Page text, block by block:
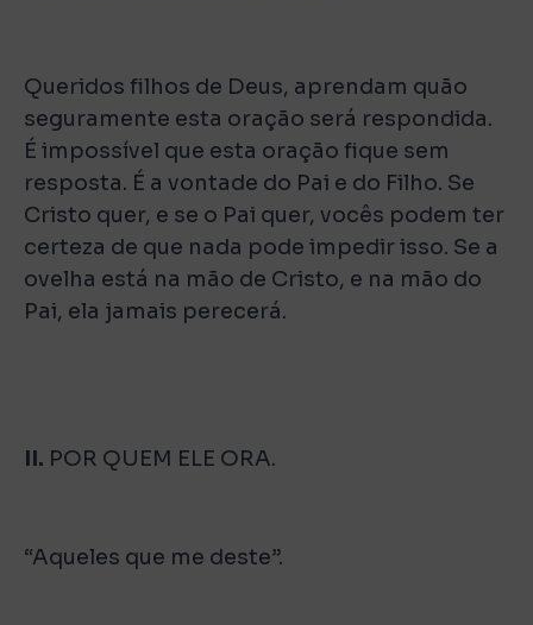
Queridos filhos de Deus, aprendam quão
seguramente esta oração será respondida.
É impossível que esta oração fique sem
resposta. É a vontade do Pai e do Filho. Se
Cristo quer, e se o Pai quer, vocês podem ter
certeza de que nada pode impedir isso. Se a
ovelha está na mão de Cristo, e na mão do
Pai, ela jamais perecerá.
II. POR QUEM ELE ORA.
“Aqueles que me deste”.